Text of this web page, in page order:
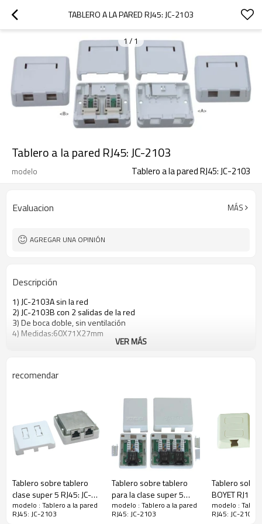
TABLERO A LA PARED RJ45: JC-2103
1/ 1
Tablero a la pared RJ45: JC-2103
modelo Tablero a la pared RJ45: JC-2103
Evaluacion MÁS
AGREGAR UNA OPINIÓN
Descripción
1) JC-2103A sin la red
2) JC-2103B con 2 salidas de la red
3) De boca doble, sin ventilación
4) Medidas:60X71X27mm
VER MÁS
recomendar
Tablero sobre tablero
clase super 5 RJ45: JC-
2111
modelo : Tablero a la pared
RJ45: JC-2103
Tablero sobre tablero
para la clase super 5
(con PCB) :JC-2108
modelo : Tablero a la pared
RJ45: JC-2103
Tablero
BOYET
modelo :
RJ45: JC-2103